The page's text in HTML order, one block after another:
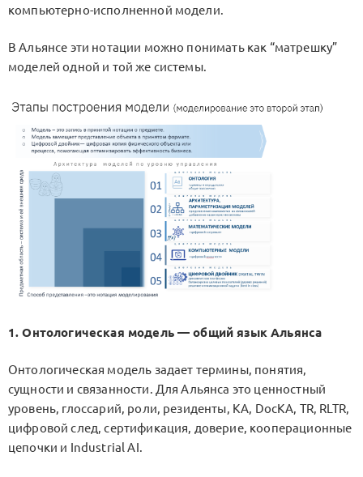
компьютерно-исполненной модели.
В Альянсе эти нотации можно понимать как “матрешку”
моделей одной и той же системы.
1. Онтологическая модель — общий язык Альянса
Онтологическая модель задает термины, понятия,
сущности и связанности. Для Альянса это ценностный
уровень, глоссарий, роли, резиденты, KA, DocKA, TR, RLTR,
цифровой след, сертификация, доверие, кооперационные
цепочки и Industrial AI.